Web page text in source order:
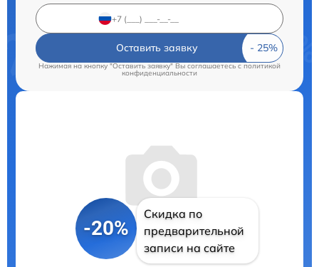
Оставить заявку
Нажимая на кнопку "Оставить заявку" Вы соглашаетесь cполитикой
конфиденциальности
-20%
Скидка по
предварительной
записи на сайте